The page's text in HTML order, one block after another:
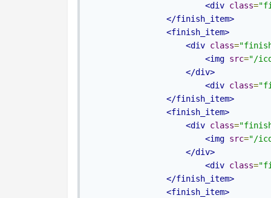
<div class=
</finish_item>
<finish_item>
<div class=
<img src="/
</div>
<div class=
</finish_item>
<finish_item>
<div class=
<img src="/
</div>
<div class=
</finish_item>
<finish_item>